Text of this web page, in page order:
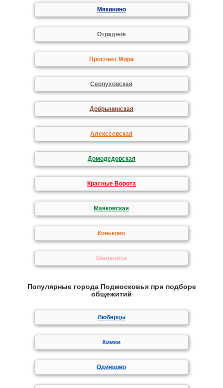
Мякинино
Отрадное
Проспект Мира
Серпуховская
Добрынинская
Алексеевская
Домодедовская
Красные Ворота
Маяковская
Коньково
Шелепиха
Популярные города Подмосковья при подборе
общежитий
Люберцы
Химки
Одинцово